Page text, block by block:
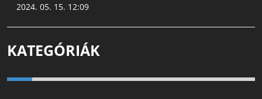
2024. 05. 15. 12:09
KATEGÓRIÁK